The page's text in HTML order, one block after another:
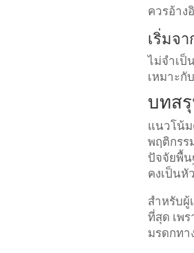
ควรอ้าง
เริ่มจ
ไม่จำเป็
เหมาะกั
บทส
แนวโน้ม
พฤติกร
ปัจจัยพื้น
คงเป็นหั
สำหรับผู้
ที่สุด เพ
มรดกทา